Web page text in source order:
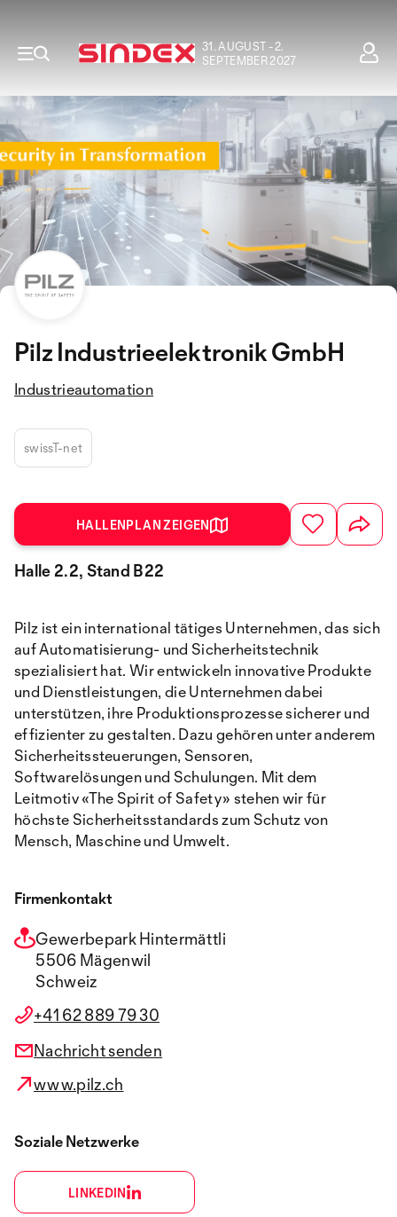
31. AUGUST - 2.
SEPTEMBER 2027
Pilz Industrieelektronik GmbH
Industrieautomation
swissT-net
HALLENPLAN ZEIGEN
Halle 2.2, Stand B22
Pilz ist ein international tätiges Unternehmen, das sich
auf Automatisierung- und Sicherheitstechnik
spezialisiert hat. Wir entwickeln innovative Produkte
und Dienstleistungen, die Unternehmen dabei
unterstützen, ihre Produktionsprozesse sicherer und
effizienter zu gestalten. Dazu gehören unter anderem
Sicherheitssteuerungen, Sensoren,
Softwarelösungen und Schulungen. Mit dem
Leitmotiv «The Spirit of Safety» stehen wir für
höchste Sicherheitsstandards zum Schutz von
Mensch, Maschine und Umwelt.
Firmenkontakt
Gewerbepark Hintermättli
5506 Mägenwil
Schweiz
+41 62 889 79 30
Nachricht senden
www.pilz.ch
Soziale Netzwerke
LINKEDIN